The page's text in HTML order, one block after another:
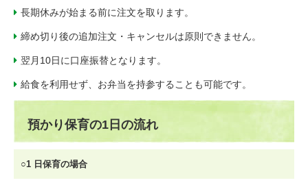
長期休みが始まる前に注文を取ります。
締め切り後の追加注文・キャンセルは原則できません。
翌月10日に口座振替となります。
給食を利用せず、お弁当を持参することも可能です。
預かり保育の1日の流れ
○1 日保育の場合